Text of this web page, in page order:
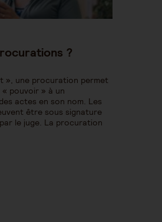
?
», une procuration permet
pouvoir » à un
actes en son nom. Les
être sous signature
le juge. La procuration